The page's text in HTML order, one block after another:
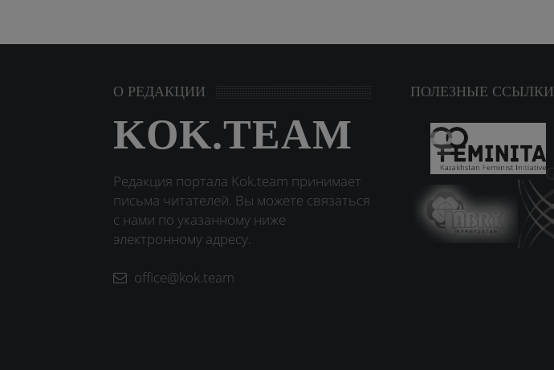
О РЕДАКЦИИ
KOK.TEAM
Редакция портала Kok.team принимает
письма читателей. Вы можете связаться
с нами по указанному ниже
электронному адресу.
office@kok.team
ПОЛЕЗНЫЕ ССЫЛКИ